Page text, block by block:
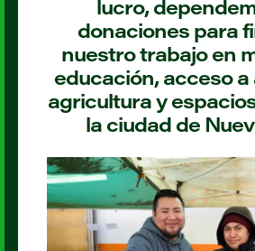
lucro,
donaciones para
nuestro trabajo en
educación, acceso a
agricultura y
la ciudad de